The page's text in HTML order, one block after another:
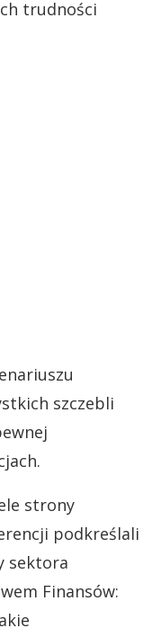
trudności
szczebli
strony
podkreślali
sektora
Finansów: